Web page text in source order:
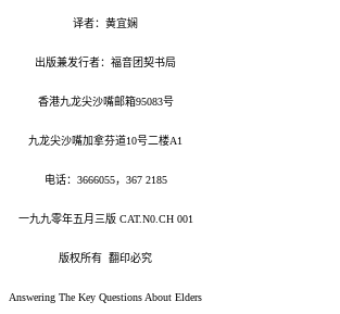
译者：黄宜娴
出版兼发行者：福音团契书局
香港九龙尖沙嘴邮箱95083号
九龙尖沙嘴加拿芬道10号二楼A1
电话：3666055，367 2185
一九九零年五月三版 CAT.N0.CH 001
版权所有 翻印必究
Answering The Key Questions About Elders